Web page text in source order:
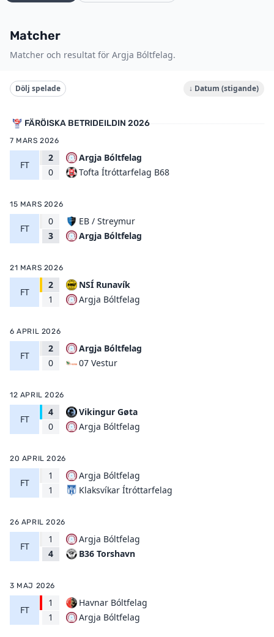
Matcher
Matcher och resultat för Argja Bóltfelag.
Dölj spelade ↓ Datum (stigande)
FÄRÖISKA BETRIDEILDIN 2026
7 MARS 2026
FT
2
0
Argja Bóltfelag
Tofta Ítróttarfelag B68
15 MARS 2026
FT
0
3
EB / Streymur
Argja Bóltfelag
21 MARS 2026
FT
2
1
NSÍ Runavík
Argja Bóltfelag
6 APRIL 2026
FT
2
0
Argja Bóltfelag
07 Vestur
12 APRIL 2026
FT
4
0
Vikingur Gøta
Argja Bóltfelag
20 APRIL 2026
FT
1
1
Argja Bóltfelag
Klaksvíkar Ítróttarfelag
26 APRIL 2026
FT
1
4
Argja Bóltfelag
B36 Torshavn
3 MAJ 2026
FT
1
1
Havnar Bóltfelag
Argja Bóltfelag